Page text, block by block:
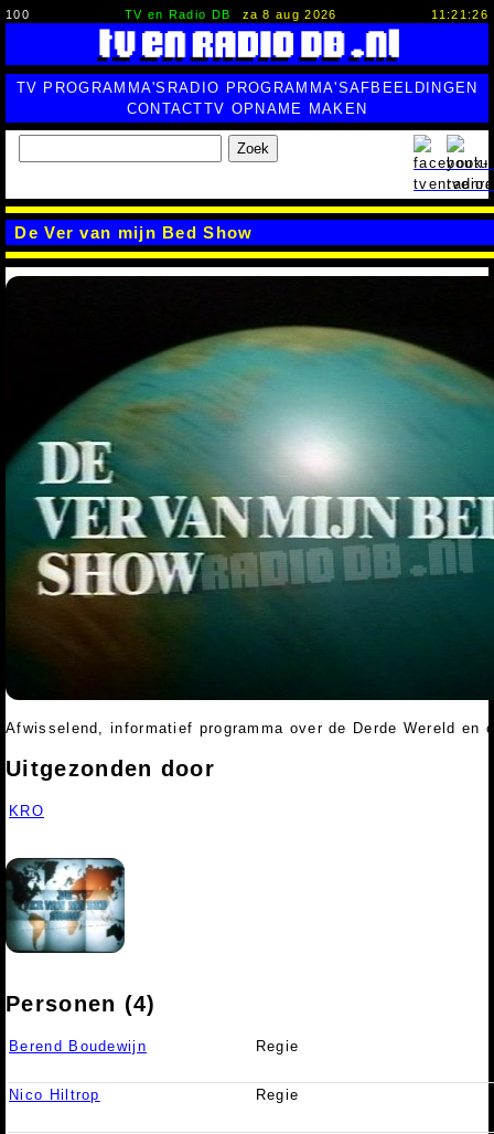
100 TV en Radio DB za 8 aug 2026 11:21:27
TV PROGRAMMA'S RADIO PROGRAMMA'SAFBEELDINGEN
CONTACTTV OPNAME MAKEN
Zoek
De Ver van mijn Bed Show
Afwisselend, informatief programma over de Derde Wereld en
Uitgezonden door
KRO
Personen (4)
Berend Boudewijn Regie
Nico Hiltrop Regie